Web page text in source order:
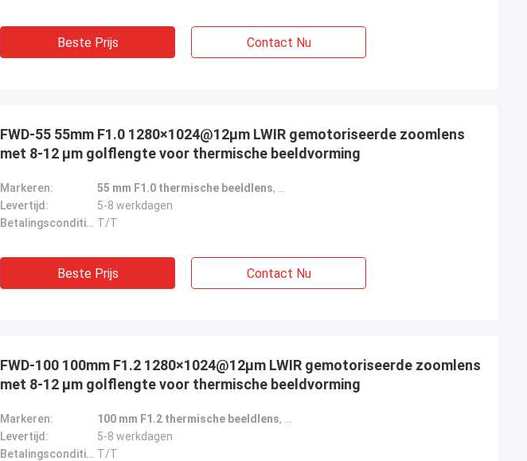
Beste Prijs Contact Nu
FWD-55 55mm F1.0 1280×1024@12μm LWIR gemotoriseerde zoomlens
met 8-12 μm golflengte voor thermische beeldvorming
Markeren: 55 mm F1.0 thermische beeldlens,
Levertijd:
5-8 werkdagen
Betalingscondities: T/T
Beste Prijs Contact Nu
FWD-100 100mm F1.2 1280×1024@12μm LWIR gemotoriseerde zoomlens
met 8-12 μm golflengte voor thermische beeldvorming
Markeren: 100 mm F1.2 thermische beeldlens,
Levertijd:
5-8 werkdagen
Betalingscondities: T/T